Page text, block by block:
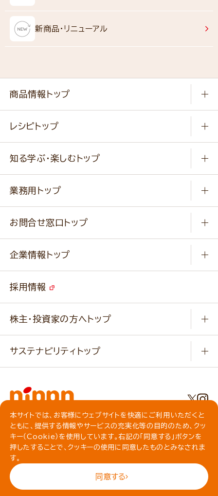
新商品・リニューアル
商品情報トップ
健康食品・他
新商品・リニューアル商品
通販サイト一覧
レシピトップ
作り方動画
みなさまのレシピはこちら
知る学ぶ・楽しむトップ
ふっくらパンをつくりましょう
キャンペーン
業務用トップ
ニップンの アマニ 業務用サイト
ベジカフェブランドサイト
お問合せ窓口トップ
改善事例
業務用商品のお問合せ
企業情報トップ
事業紹介
経営理念・経営方針・行動規範・行動指針
ニップンの歴史
事業場・工場一覧
採用情報
株主・投資家の方へトップ
IR情報
IRライブラリ
株主総会・株式関連情報／社債・格付情報
よくいただくご質問
サステナビリティトップ
基本方針
社会
食育への取り組み
プライバシーポリシー
クッキーポリシー
動作環境について
サイトマップ
© NIPPN CORPORATION All rights reserved.
本サイトでは、お客様にウェブサイトを快適にご利用いただくと
ともに、提供する情報やサービスの充実化等の目的のため、クッ
キー（Cookie）を使用しています。右記の「同意する」ボタンを
押したすることで、クッキーの使用に同意したものとみなされま
す。
同意する